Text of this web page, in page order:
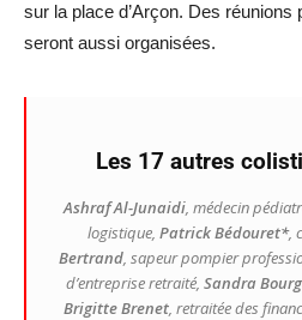
sur la place d’Arçon. Des réunions
seront aussi organisées.
Les 17 autres
Ashraf Al-Junaidi, médecin
logistique, Patrick Bédouret*,
Bertrand, sapeur pompier
d’entreprise retraité, Sandra
Brigitte Brenet, retraitée des